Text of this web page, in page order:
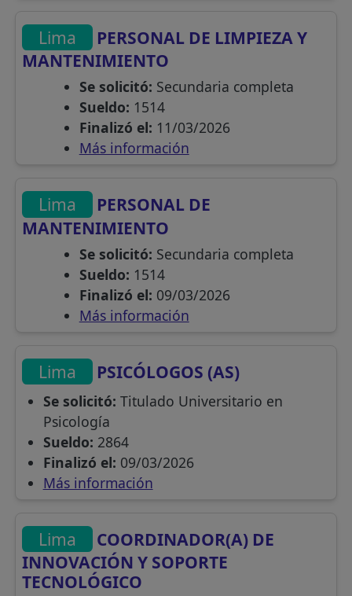
Lima
PERSONAL DE LIMPIEZA Y
MANTENIMIENTO
Se solicitó: Secundaria completa
Sueldo: 1514
Finalizó el: 11/03/2026
Más información
Lima
PERSONAL DE
MANTENIMIENTO
Se solicitó: Secundaria completa
Sueldo: 1514
Finalizó el: 09/03/2026
Más información
Lima PSICÓLOGOS (AS)
Se solicitó: Titulado Universitario en
Psicología
Sueldo: 2864
Finalizó el: 09/03/2026
Más información
Lima
COORDINADOR(A) DE
INNOVACIÓN Y SOPORTE
TECNOLÓGICO